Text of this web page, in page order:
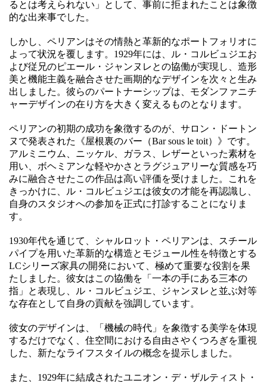
るとは考えられない」として、事前に拒まれたことは象徴
的な出来事でした。
しかし、ペリアンはその情熱と革新的なポートフォリオに
よって状況を覆します。1929年には、ル・コルビュジエお
よび従兄のピエール・ジャンヌレとの協働が実現し、造形
美と機能主義を融合させた画期的なデザインを次々と生み
出しました。彼らのパートナーシップは、モダンファニチ
ャーデザインの在り方を大きく変えるものとなります。
ペリアンの初期の成功を象徴するのが、サロン・ドートン
ヌで発表された《屋根裏のバー（Bar sous le toit）》です。
アルミニウム、ニッケル、ガラス、レザーといった素材を
用い、ボヘミアンな軽やかさとラグジュアリーな質感を巧
みに融合させたこの作品は高い評価を受けました。これを
きっかけに、ル・コルビュジエは彼女の才能を再認識し、
自身のスタジオへの参加を正式に打診することになりま
す。
1930年代を通じて、シャルロット・ペリアンは、スチール
パイプを用いた革新的な構造とモジュール性を特徴とする
LCシリーズ家具の開発において、極めて重要な役割を果
たしました。彼女はこの協働を「一本の手にある三本の
指」と表現し、ル・コルビュジエ、ジャンヌレと並ぶ対等
な存在として自身の貢献を強調しています。
彼女のデザインは、「機械の時代」を象徴する美学を体現
するだけでなく、住空間における自由さやくつろぎを重視
した、新たなライフスタイルの概念を提示しました。
また、1929年に結成されたユニオン・デ・ザルティスト・